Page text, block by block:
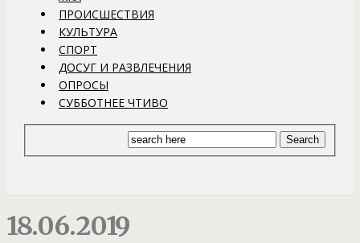
ПРОИСШЕСТВИЯ
КУЛЬТУРА
СПОРТ
ДОСУГ И РАЗВЛЕЧЕНИЯ
ОПРОСЫ
СУББОТНЕЕ ЧТИВО
18.06.2019